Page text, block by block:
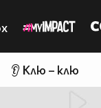
👂 Клю – клю